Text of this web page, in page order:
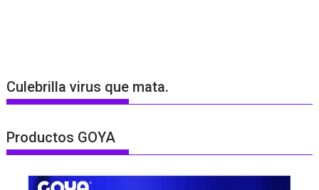
Culebrilla virus que mata.
Productos GOYA